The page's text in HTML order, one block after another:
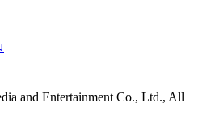
and Entertainment Co., Ltd., All